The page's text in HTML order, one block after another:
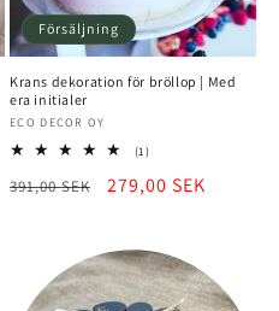
Försäljning
Krans dekoration för bröllop | Med
era initialer
Säljare:
ECO DECOR OY
(1)1
recensioner
Normalt
391,00 SEK
Rea-
279,00 SEK